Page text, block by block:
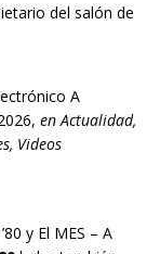
del salón de
A
en Actualidad,
, Videos
y El MES – A